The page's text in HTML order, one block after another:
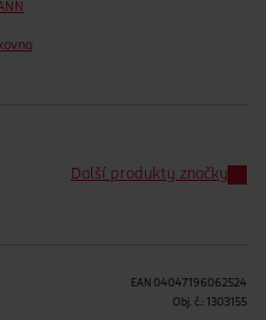
Další produkty značky
EAN 04047196062524
Obj. č.: 1303155